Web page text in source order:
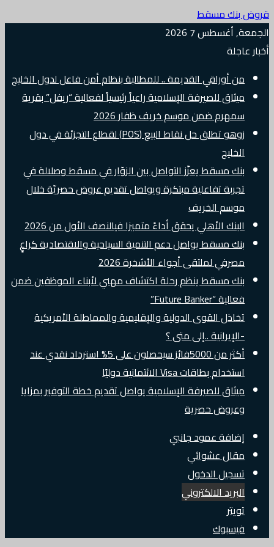
قروض بنك مسقط
الجمعة, أغسطس 7 2026
أخبار عاجلة
من أوراقي القديمة .. للمطالبة بنظام أمن فاعل لدول الخليج
ميثاق للصيرفة الإسلامية راعياً رئيسياً لفعالية “ريفل” بقرية
سمهرم ضمن موسم خريف ظفار 2026
زوهو تطلق حل نقاط البيع (POS) لقطاع التجزئة في دول
الخليج
بنك مسقط يعزّز التواصل بين الزوّار في مسقط وصلالة في
تجربة تفاعلية مبتكرة ويواصل تقديم عروض حصريّة خلال
موسم الخريف
البنك الأهلي يحقق أداءً متميزا فيالنصف الأول من 2026
بنك مسقط يواصل دعم التنمية السياحية والاقتصادية كراعٍ
مصرفي لملتقى أجواء الأشخرة 2026
بنك مسقط ينظم رحلة اكتشاف مهني لأبناء الموظفين ضمن
فعالية “Future Banker”
تخاذل القوى الدولية والإقليمية والمماطلة الأمريكية
-الإيرانية ..إلى متى ؟
أكثر من 5000فائز سيحصلون على 5% استرداد نقدي عند
استخدام بطاقات Visa الائتمانية دوليًا
ميثاق للصيرفة الإسلامية يواصل تقديم خطة التوفير بمزايا
وعروض حصرية
إضافة عمود جانبي
مقال عشوائي
تسجيل الدخول
البريد الالكتروني
تويتر
فيسبوك